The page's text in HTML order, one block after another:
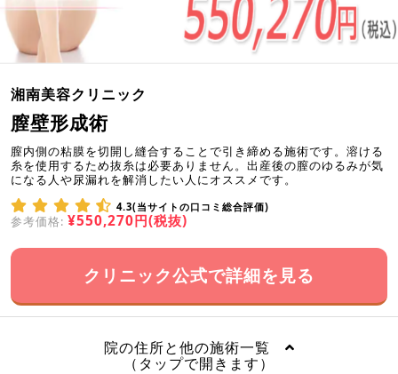
湘南美容クリニック
膣壁形成術
膣内側の粘膜を切開し縫合することで引き締める施術です。溶ける
糸を使用するため抜糸は必要ありません。出産後の膣のゆるみが気
になる人や尿漏れを解消したい人にオススメです。
4.3(当サイトの口コミ総合評価)
参考価格: ¥550,270円(税抜)
クリニック公式で詳細を見る
院の住所と他の施術一覧
（タップで開きます）